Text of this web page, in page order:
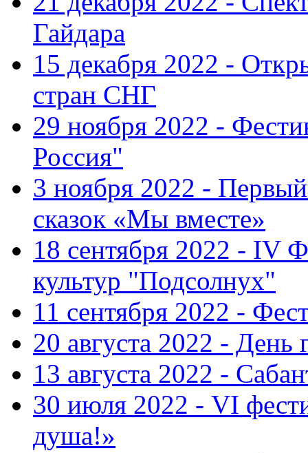
Гайдара
15 декабря 2022 -
стран СНГ
29 ноября 2022 -
Россия"
3 ноября 2022 -
сказок «Мы вместе»
18 сентября 2022 - IV
культур "Подсолнух"
11 сентября 2022 -
20 августа 2022 - День
13 августа 2022 -
30 июля 2022 - VI
душа!»